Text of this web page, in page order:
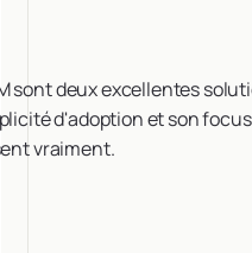
sont deux excellentes
d'adoption et son
vraiment.